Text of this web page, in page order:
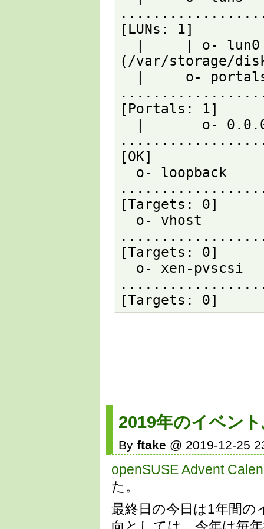
[LUNs: 1]
(/var/storage/
[Portals: 1]
[OK]
[Targets: 0]
[Targets: 0]
[Targets: 0]
2019年のイベン
By ftake @ 2019-12-25
openSUSE Advent
た。
最終日の今日は1年間